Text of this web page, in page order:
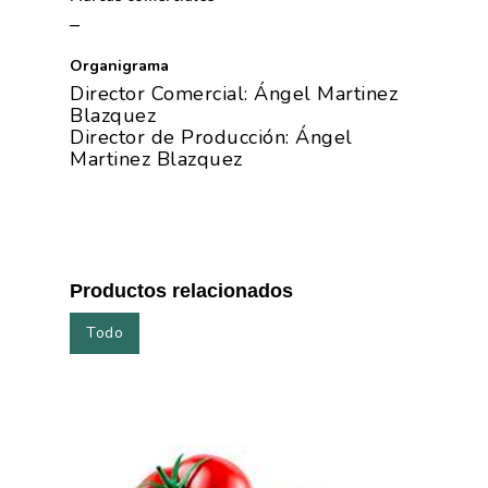
–
Organigrama
Director Comercial: Ángel Martinez
Blazquez
Director de Producción: Ángel
Martinez Blazquez
Productos relacionados
Todo